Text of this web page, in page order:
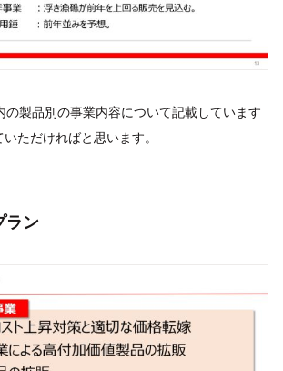
の製品別の事業内容について記載しています
ただければと思います。
ラン